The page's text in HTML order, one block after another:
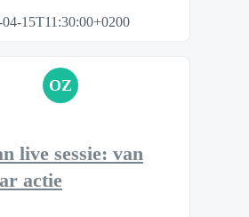
04-15T11:30:00+0200
OZ
live sessie: van
actie